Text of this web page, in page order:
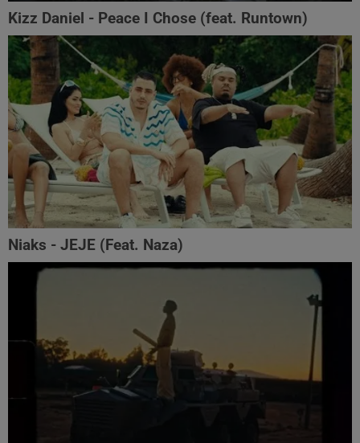
Kizz Daniel - Peace I Chose (feat. Runtown)
Niaks - JEJE (Feat. Naza)